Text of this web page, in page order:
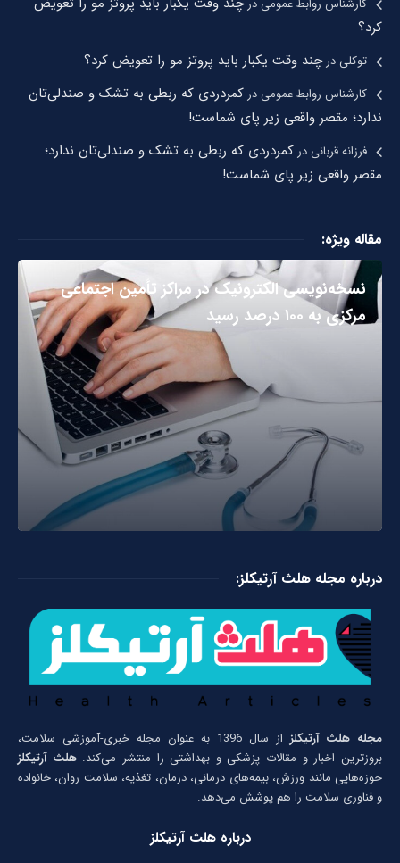
کارشناس روابط عمومیدر
کرد؟
توکلیدرچند وقت یکبار باید پروتز مو را تعویض کرد؟
کارشناس روابط عمومیدر کمردردی که ربطی به تشک و صندلی‌تان
ندارد؛ مقصر واقعی زیر پای شماست!
فرزانه قربانیدر کمردردی که ربطی به تشک و صندلی‌تان ندارد؛
مقصر واقعی زیر پای شماست!
مقاله ویژه:
نسخه‌نویسی الکترونیک در مراکز تأمین اجتماعی
مرکزی به ۱۰۰ درصد رسید
درباره مجله هلث آرتیکلز:
مجله هلث آرتیکلز
از سال 1396 به عنوان مجله خبری-آموزشی سلامت،
بروزترین اخبار و مقالات پزشکی و بهداشتی را منتشر می‌کند.هلث آرتیکلز
حوزه‌هایی مانند ورزش، بیمه‌های درمانی، درمان، تغذیه، سلامت روان، خانواده
و فناوری سلامت را هم پوشش می‌دهد.
درباره هلث آرتیکلز